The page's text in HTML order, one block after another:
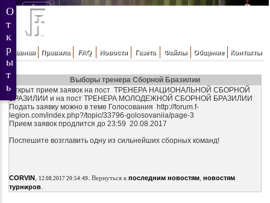
Главная Правила FAQ Новости Газета Файлы Общение Контакты
Выборы тренера Сборной Бразилии
Открыт прием заявок на пост ТРЕНЕРА НАЦИОНАЛЬНОЙ СБОРНОЙ
БРАЗИЛИИ и на пост ТРЕНЕРА МОЛОДЕЖНОЙ СБОРНОЙ БРАЗИЛИИ
Подать заявку можно в теме Голосования http://forum.f-
legion.com/index.php?/topic/33796-golosovaniia/page-3
Прием заявок продлится до 23:59 20.08.2017
Поспешите возглавить одну из сильнейших сборных команд!
CORVIN, 12.08.2017 20:54:49. Вернуться к последним новостям, новостям
турниров.